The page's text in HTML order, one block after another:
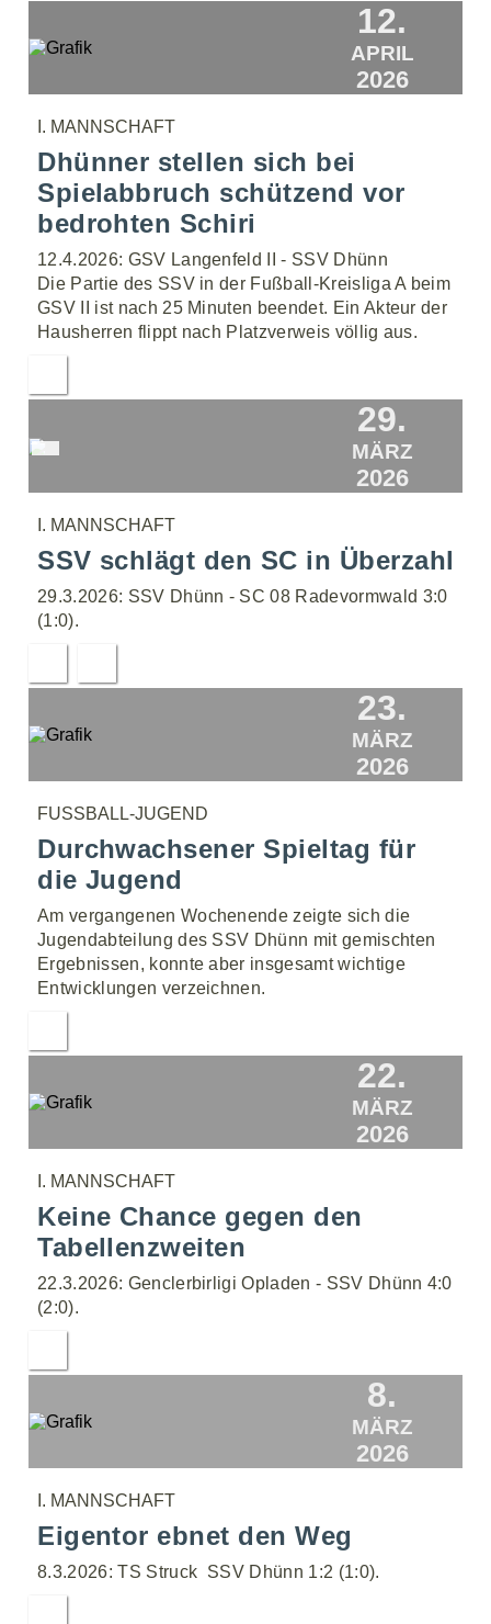
12.
APRIL
2026
I. MANNSCHAFT
Dhünner stellen sich bei
Spielabbruch schützend vor
bedrohten Schiri
12.4.2026: GSV Langenfeld II - SSV Dhünn
Die Partie des SSV in der Fußball-Kreisliga A beim
GSV II ist nach 25 Minuten beendet. Ein Akteur der
Hausherren flippt nach Platzverweis völlig aus.
29.
MÄRZ
2026
I. MANNSCHAFT
SSV schlägt den SC in Überzahl
29.3.2026: SSV Dhünn - SC 08 Radevormwald 3:0
(1:0).
23.
MÄRZ
2026
FUSSBALL-JUGEND
Durchwachsener Spieltag für
die Jugend
Am vergangenen Wochenende zeigte sich die
Jugendabteilung des SSV Dhünn mit gemischten
Ergebnissen, konnte aber insgesamt wichtige
Entwicklungen verzeichnen.
22.
MÄRZ
2026
I. MANNSCHAFT
Keine Chance gegen den
Tabellenzweiten
22.3.2026: Genclerbirligi Opladen - SSV Dhünn 4:0
(2:0).
8.
MÄRZ
2026
I. MANNSCHAFT
Eigentor ebnet den Weg
8.3.2026: TS Struck  SSV Dhünn 1:2 (1:0).